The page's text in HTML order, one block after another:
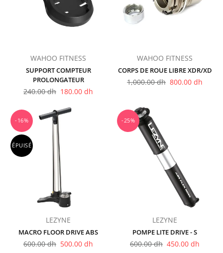
WAHOO FITNESS
SUPPORT COMPTEUR
PROLONGATEUR
Prix
240.00 dh 180.00 dh
WAHOO FITNESS
CORPS DE ROUE LIBRE XDR/XD
Prix
1,000.00 dh 800.00 dh
-16%
ÉPUISÉ
LEZYNE
MACRO FLOOR DRIVE ABS
Prix
600.00 dh 500.00 dh
-25%
LEZYNE
POMPE LITE DRIVE - S
Prix
600.00 dh 450.00 dh